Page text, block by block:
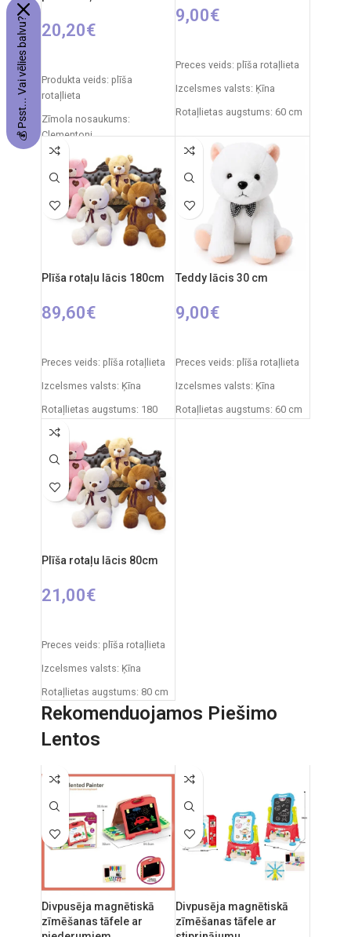
20,20€
Produkta veids: plīša
rotaļlieta
Zīmola nosaukums:
Clementoni
Izcelsmes valsts: Itālija
Iepakojuma izmēri: 31 x 20 x
Ieteicamais vecums: no 0
mēnešiem.
9,00€
Preces veids: plīša rotaļlieta
Izcelsmes valsts: Ķīna
Rotaļlietas augstums: 60 cm
Plīša rotaļu lācis 180cm
89,60€
Preces veids: plīša rotaļlieta
Izcelsmes valsts: Ķīna
Rotaļlietas augstums: 180
Teddy lācis 30 cm
9,00€
Preces veids: plīša rotaļlieta
Izcelsmes valsts: Ķīna
Rotaļlietas augstums: 60 cm
Plīša rotaļu lācis 80cm
21,00€
Preces veids: plīša rotaļlieta
Izcelsmes valsts: Ķīna
Rotaļlietas augstums: 80 cm
Rekomenduojamos Piešimo
Lentos
Divpusēja magnētiskā
zīmēšanas tāfele ar
Divpusēja magnētiskā
zīmēšanas tāfele ar
💰 Psst... Vai vēlies balvu?